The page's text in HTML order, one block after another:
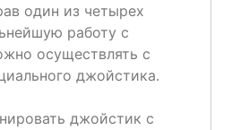
один из четырех
работу с
осуществлять с
джойстика.
джойстик с